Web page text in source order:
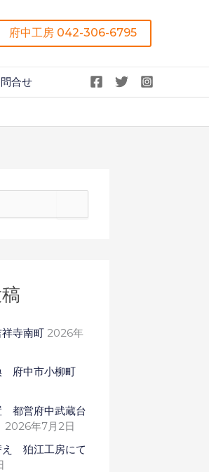
府中工房 042-306-6795
合せ
寺南町 2026年
府中市小柳町
都営府中武蔵台
2026年7月2日
え 狛江工房にて